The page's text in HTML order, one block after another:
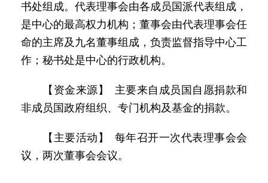
书处组成。代表理事会由各成员国派代表组成，
是中心的最高权力机构；董事会由代表理事会任
命的主席及九名董事组成，负责监督指导中心工
作；秘书处是中心的行政机构。
【资金来源】 主要来自成员国自愿捐款和
非成员国政府组织、专门机构及基金的捐款。
【主要活动】 每年召开一次代表理事会会
议，两次董事会会议。